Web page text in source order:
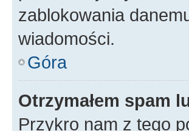
zablokowania
wiadomości.
Góra
Otrzymałem spam
Przykro nam z tego